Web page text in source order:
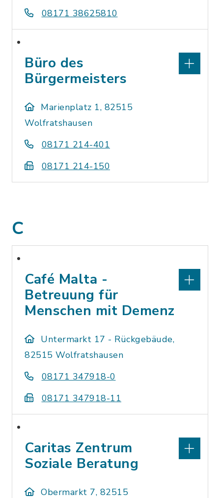
08171 38625810
Büro des
Bürgermeisters
Marienplatz 1, 82515
Wolfratshausen
08171 214-401
08171 214-150
C
Café Malta -
Betreuung für
Menschen mit Demenz
Untermarkt 17 - Rückgebäude,
82515 Wolfratshausen
08171 347918-0
08171 347918-11
Caritas Zentrum
Soziale Beratung
Obermarkt 7, 82515